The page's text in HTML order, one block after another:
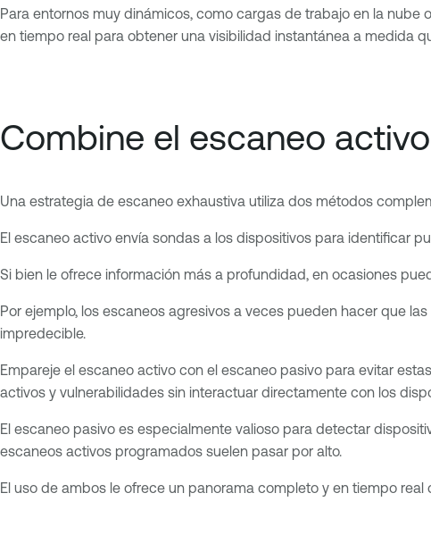
Para entornos muy dinámicos, como cargas de trabajo en la
en tiempo real para obtener una visibilidad instantánea a medida
Combine el escaneo
Una estrategia de escaneo exhaustiva utiliza dos métodos
El escaneo activo envía sondas a los dispositivos para identificar
Si bien le ofrece información más a profundidad, en ocasiones
Por ejemplo, los escaneos agresivos a veces pueden hacer que
impredecible.
Empareje el escaneo activo con el escaneo pasivo para evitar
activos y vulnerabilidades sin interactuar directamente con los
El escaneo pasivo es especialmente valioso para detectar
escaneos activos programados suelen pasar por alto.
El uso de ambos le ofrece un panorama completo y en tiempo